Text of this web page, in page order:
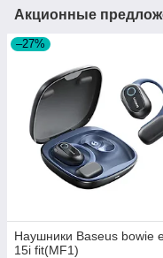
Акционные
–27%
Наушники Baseus bowie
15i fit(MF1)